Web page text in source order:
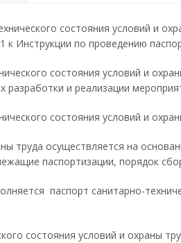
состояния условий и
Инструкции по проведению
состояния условий и
разработки и реализации
состояния условий и
труда осуществляется на
паспортизации, порядок
паспорт санитарно-
состояния условий и охраны